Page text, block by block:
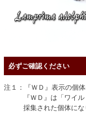
必ずご確認ください
注１：『ＷＤ』表示の個
『ＷＤ』は「ワイ
採集された個体にな